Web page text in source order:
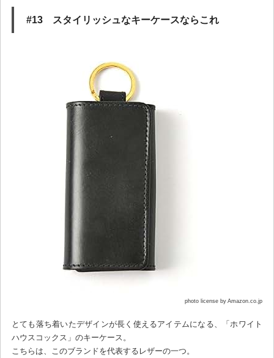
#13 スタイリッシュなキーケースならこれ
photo license by Amazon.co.jp
とても落ち着いたデザインが長く使えるアイテムになる、「ホワイト
ハウスコックス」のキーケース。
こちらは、このブランドを代表するレザーの一つ。